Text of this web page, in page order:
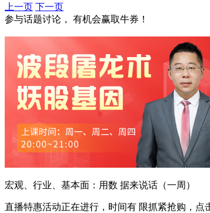
上一页 下一页
参与话题讨论， 有机会赢取牛券！
宏观、行业、基本面：用数 据来说话（一周）
直播特惠活动正在进行，时间有 限抓紧抢购，点